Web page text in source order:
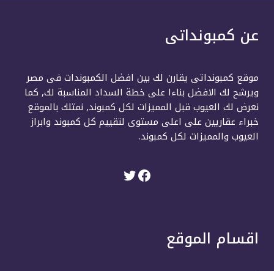
عن كمبونداتى
موقع كمبونداتى يقارن لك بين افضل الكمبوندات فى مصر
ويرشح لك الافضل بناءا على خطة السداد المناسبة لك, كما
نعرض لك العيوب قبل المميزات لكل كمبوند, نمتلك بالموقع
خبراء عقاريين على اعلى مستوى لتقييم كل كمبوند وابراز
العيوب والمميزات لكل كمبوند.
اقسام الموقع